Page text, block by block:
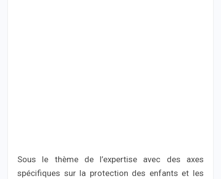
Sous le thème de l’expertise avec des axes
spécifiques sur la protection des enfants et les